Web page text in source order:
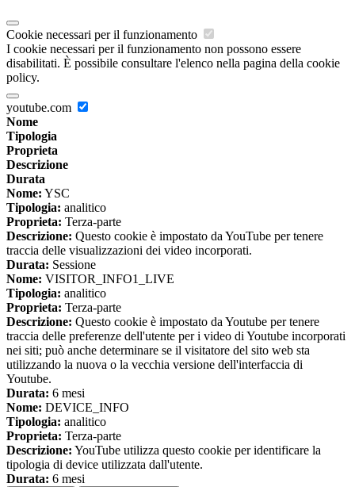
Cookie necessari per il funzionamento
I cookie necessari per il funzionamento non possono essere
disabilitati. È possibile consultare l'elenco nella pagina della cookie
policy.
youtube.com
Nome
Tipologia
Proprieta
Descrizione
Durata
Nome: YSC
Tipologia: analitico
Proprieta: Terza-parte
Descrizione: Questo cookie è impostato da YouTube per tenere
traccia delle visualizzazioni dei video incorporati.
Durata: Sessione
Nome: VISITOR_INFO1_LIVE
Tipologia: analitico
Proprieta: Terza-parte
Descrizione: Questo cookie è impostato da Youtube per tenere
traccia delle preferenze dell'utente per i video di Youtube incorporati
nei siti; può anche determinare se il visitatore del sito web sta
utilizzando la nuova o la vecchia versione dell'interfaccia di
Youtube.
Durata: 6 mesi
Nome: DEVICE_INFO
Tipologia: analitico
Proprieta: Terza-parte
Descrizione: YouTube utilizza questo cookie per identificare la
tipologia di device utilizzata dall'utente.
Durata: 6 mesi